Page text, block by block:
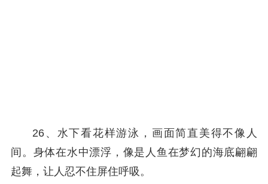
26、水下看花样游泳，画面简直美得不像人
间。身体在水中漂浮，像是人鱼在梦幻的海底翩翩
起舞，让人忍不住屏住呼吸。